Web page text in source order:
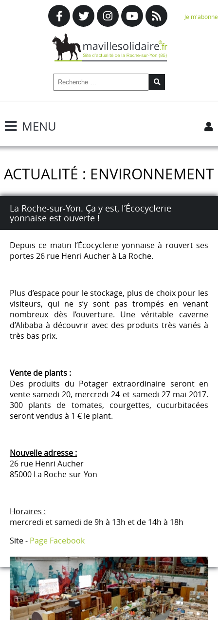
Je m'abonne
MENU
ACTUALITÉ : ENVIRONNEMENT
La Roche-sur-Yon. Ça y est, l’Écocyclerie
yonnaise est ouverte !
Depuis ce matin l’Écocyclerie yonnaise à rouvert ses
portes 26 rue Henri Aucher à La Roche.
Plus d’espace pour le stockage, plus de choix pour les
visiteurs, qui ne s’y sont pas trompés en venant
nombreux dès l’ouverture. Une véritable caverne
d’Alibaba à découvrir avec des produits très variés à
très bas prix.
Vente de plants :
Des produits du Potager extraordinaire seront en
vente samedi 20, mercredi 24 et samedi 27 mai 2017.
300 plants de tomates, courgettes, cucurbitacées
seront vendus à 1 € le plant.
Nouvelle adresse :
26 rue Henri Aucher
85000 La Roche-sur-Yon
Horaires :
mercredi et samedi de 9h à 13h et de 14h à 18h
Site - Page Facebook